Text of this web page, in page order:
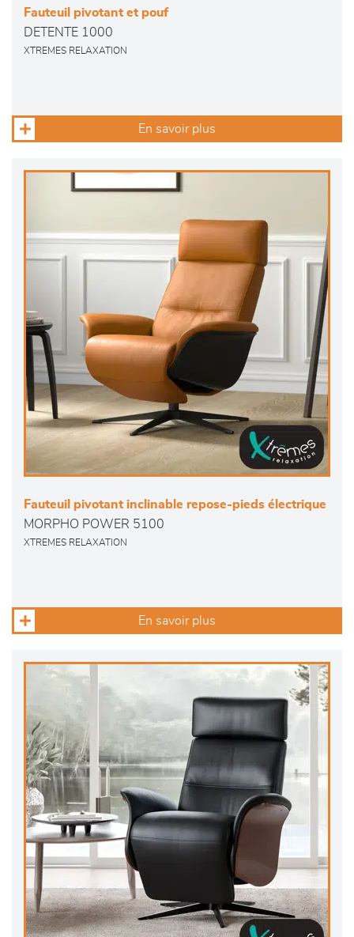
Fauteuil pivotant et pouf
DETENTE 1000
XTREMES RELAXATION
En savoir plus
Fauteuil pivotant inclinable repose-pieds électrique
MORPHO POWER 5100
XTREMES RELAXATION
En savoir plus